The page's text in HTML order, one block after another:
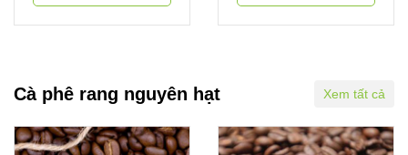
Cà phê rang nguyên hạt Xem tất cả